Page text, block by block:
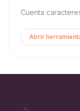
Cuenta
Abrir